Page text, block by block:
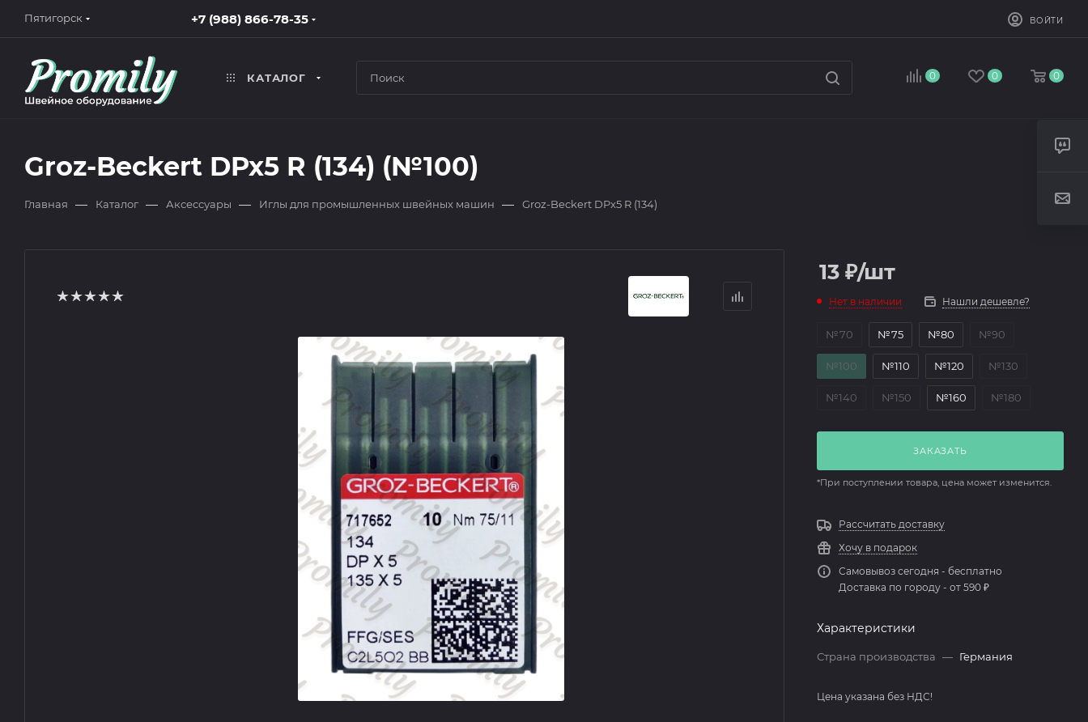
Пятигорск +7 (988) 866-78-35 ВОЙТИ
КАТАЛОГ 0 0 0
Groz-Beckert DPx5 R (134) (№100)
Главная — Каталог — Аксессуары — Иглы для промышленных швейных машин — Groz-Beckert DPx5 R (134)
13 ₽/шт
Нет в наличии Нашли дешевле?
№70 №75 №80 №90
№100 №110 №120 №130
№140 №150 №160 №180
ЗАКАЗАТЬ
*При поступлении товара, цена может изменится.
Рассчитать доставку
Хочу в подарок
Самовывоз сегодня - бесплатно
Доставка по городу - от 590 ₽
Характеристики
Страна производства — Германия
Цена указана без НДС!